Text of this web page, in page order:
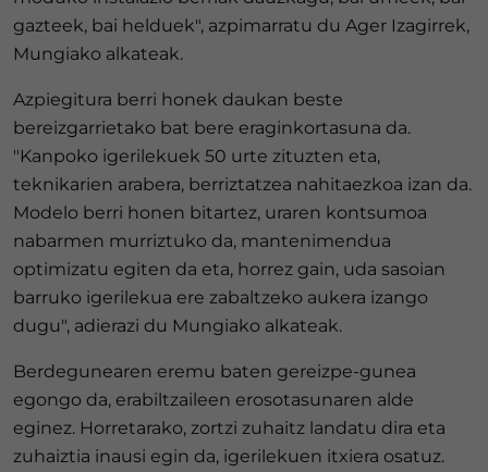
gazteek, bai helduek", azpimarratu du Ager Izagirrek,
Mungiako alkateak.
Azpiegitura berri honek daukan beste
bereizgarrietako bat bere eraginkortasuna da.
"Kanpoko igerilekuek 50 urte zituzten eta,
teknikarien arabera, berriztatzea nahitaezkoa izan da.
Modelo berri honen bitartez, uraren kontsumoa
nabarmen murriztuko da, mantenimendua
optimizatu egiten da eta, horrez gain, uda sasoian
barruko igerilekua ere zabaltzeko aukera izango
dugu", adierazi du Mungiako alkateak.
Berdegunearen eremu baten gereizpe-gunea
egongo da, erabiltzaileen erosotasunaren alde
eginez. Horretarako, zortzi zuhaitz landatu dira eta
zuhaiztia inausi egin da, igerilekuen itxiera osatuz.